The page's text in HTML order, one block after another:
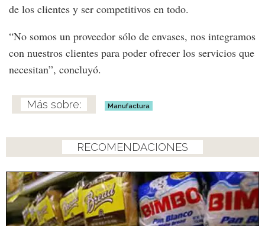
de los clientes y ser competitivos en todo.
“No somos un proveedor sólo de envases, nos integramos
con nuestros clientes para poder ofrecer los servicios que
necesitan”, concluyó.
Manufactura
RECOMENDACIONES